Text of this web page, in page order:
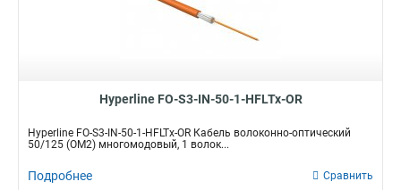
Hyperline FO-S3-IN-50-1-HFLTx-OR
Hyperline FO-S3-IN-50-1-HFLTx-OR Кабель волоконно-оптический
50/125 (OM2) многомодовый, 1 волок...
Подробнее Сравнить